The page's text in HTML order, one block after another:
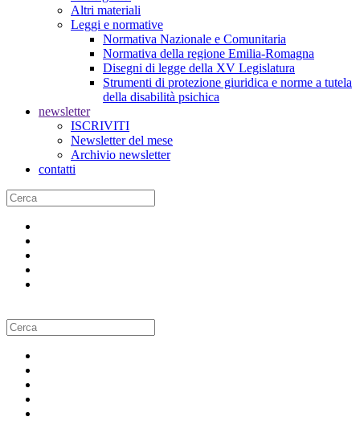
Altri materiali
Leggi e normative
Normativa Nazionale e Comunitaria
Normativa della regione Emilia-Romagna
Disegni di legge della XV Legislatura
Strumenti di protezione giuridica e norme a tutela
della disabilità psichica
newsletter
ISCRIVITI
Newsletter del mese
Archivio newsletter
contatti